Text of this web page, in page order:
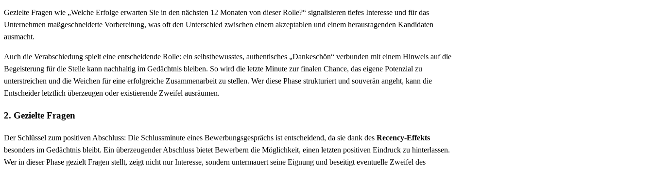
Gezielte Fragen wie „Welche Erfolge erwarten Sie in den nächsten 12 Monaten von dieser Rolle?“ signalisieren tiefes Interesse und für das
Unternehmen maßgeschneiderte Vorbereitung, was oft den Unterschied zwischen einem akzeptablen und einem herausragenden Kandidaten
ausmacht.
Auch die Verabschiedung spielt eine entscheidende Rolle: ein selbstbewusstes, authentisches „Dankeschön“ verbunden mit einem Hinweis auf die
Begeisterung für die Stelle kann nachhaltig im Gedächtnis bleiben. So wird die letzte Minute zur finalen Chance, das eigene Potenzial zu
unterstreichen und die Weichen für eine erfolgreiche Zusammenarbeit zu stellen. Wer diese Phase strukturiert und souverän angeht, kann die
Entscheider letztlich überzeugen oder existierende Zweifel ausräumen.
2. Gezielte Fragen
Der Schlüssel zum positiven Abschluss: Die Schlussminute eines Bewerbungsgesprächs ist entscheidend, da sie dank des Recency-Effekts
besonders im Gedächtnis bleibt. Ein überzeugender Abschluss bietet Bewerbern die Möglichkeit, einen letzten positiven Eindruck zu hinterlassen.
Wer in dieser Phase gezielt Fragen stellt, zeigt nicht nur Interesse, sondern untermauert seine Eignung und beseitigt eventuelle Zweifel des